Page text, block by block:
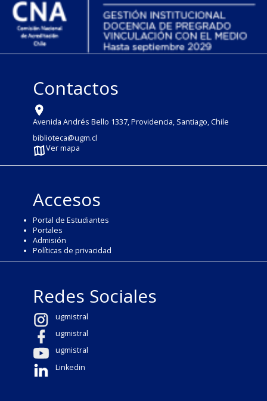
Contactos
Avenida Andrés Bello 1337, Providencia, Santiago, Chile
biblioteca@ugm.cl
Ver mapa
Accesos
Portal de Estudiantes
Portales
Admisión
Políticas de privacidad
Redes Sociales
ugmistral
ugmistral
ugmistral
Linkedin